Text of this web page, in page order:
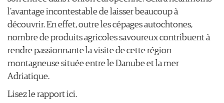
UNIQUE WINERIES
CLUB LES DOMAINES
TIPPS & TRICKS
NEWS
KULINARIK
HOTSPOTS
WEINREISEN
REPORTAGEN
DOSSIER
WINEGUIDES
KLARTEXT
EXTRAS
ABO
AUSGABE
MEDIATHEK
APPS
VIDEOS
BILDSTRECKEN
BÜCHER
NEWS
l’avantage incontestable de laisser beaucoup à
découvrir. En effet, outre les cépages autochtones,
nombre de produits agricoles savoureux contribuent à
rendre passionnante la visite de cette région
montagneuse située entre le Danube et la mer
Adriatique.
Lisez le rapport ici.